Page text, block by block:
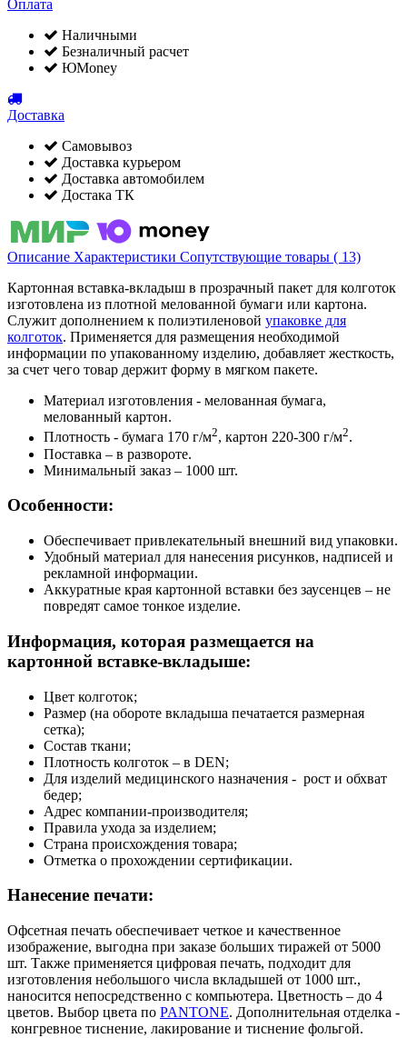
Оплата
Наличными
Безналичный расчет
ЮMoney
Доставка
Самовывоз
Доставка курьером
Доставка автомобилем
Достака ТК
Описание Характеристики Сопутствующие товары ( 13)
Картонная вставка-вкладыш в прозрачный пакет для колготок
изготовлена из плотной мелованной бумаги или картона.
Служит дополнением к полиэтиленовой упаковке для
колготок. Применяется для размещения необходимой
информации по упакованному изделию, добавляет жесткость,
за счет чего товар держит форму в мягком пакете.
Материал изготовления - мелованная бумага,
мелованный картон.
Плотность - бумага 170 г/м2, картон 220-300 г/м2.
Поставка – в развороте.
Минимальный заказ – 1000 шт.
Особенности:
Обеспечивает привлекательный внешний вид упаковки.
Удобный материал для нанесения рисунков, надписей и
рекламной информации.
Аккуратные края картонной вставки без заусенцев – не
повредят самое тонкое изделие.
Информация, которая размещается на
картонной вставке-вкладыше:
Цвет колготок;
Размер (на обороте вкладыша печатается размерная
сетка);
Состав ткани;
Плотность колготок – в DEN;
Для изделий медицинского назначения - рост и обхват
бедер;
Адрес компании-производителя;
Правила ухода за изделием;
Страна происхождения товара;
Отметка о прохождении сертификации.
Нанесение печати:
Офсетная печать обеспечивает четкое и качественное
изображение, выгодна при заказе больших тиражей от 5000
шт. Также применяется цифровая печать, подходит для
изготовления небольшого числа вкладышей от 1000 шт.,
наносится непосредственно с компьютера. Цветность – до 4
цветов. Выбор цвета по PANTONE. Дополнительная отделка -
конгревное тиснение, лакирование и тиснение фольгой.